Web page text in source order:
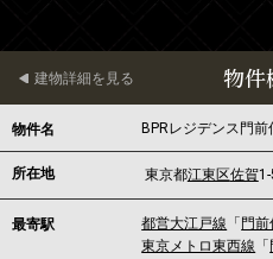
物件
建物詳細を見る
物件名 BPRレジデンス門前
所在地 東京都江東区佐賀
最寄駅 都営大江戸線 「 門前
東京メトロ東西線 「